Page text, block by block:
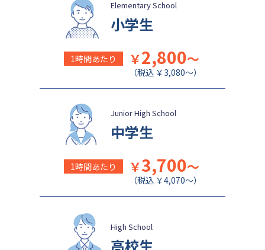
成城学園中学校 日本大学豊山中学校
Elementary School
小学生
1時間あたり ￥2,800～
（税込 ￥3,080～）
Junior High School
中学生
1時間あたり ￥3,700～
（税込 ￥4,070～）
High School
高校生